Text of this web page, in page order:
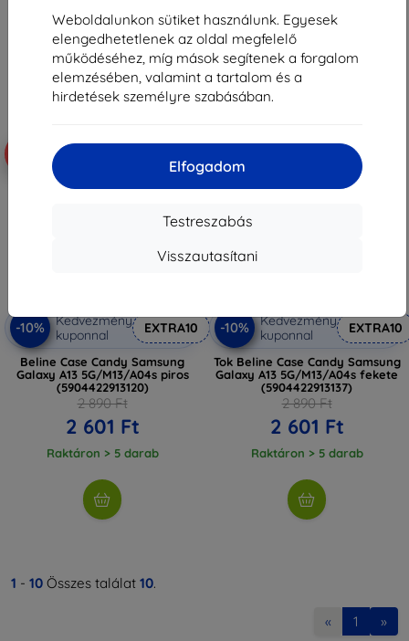
Weboldalunkon sütiket használunk. Egyesek
elengedhetetlenek az oldal megfelelő
működéséhez, míg mások segítenek a forgalom
elemzésében, valamint a tartalom és a
hirdetések személyre szabásában.
Elfogadom
Testreszabás
Visszautasítani
2 601 Ft
Raktáron > 5 darab
Raktáron > 5 darab
-10%
Kedvezmény
kuponnal
EXTRA10
Beline Case Candy Samsung
Galaxy A13 5G/M13/A04s piros
(5904422913120)
2 890 Ft
2 601 Ft
Raktáron > 5 darab
-10%
Kedvezmény
kuponnal
EXTRA10
Tok Beline Case Candy Samsung
Galaxy A13 5G/M13/A04s fekete
(5904422913137)
2 890 Ft
2 601 Ft
Raktáron > 5 darab
1 - 10 Összes találat 10.
« 1 »